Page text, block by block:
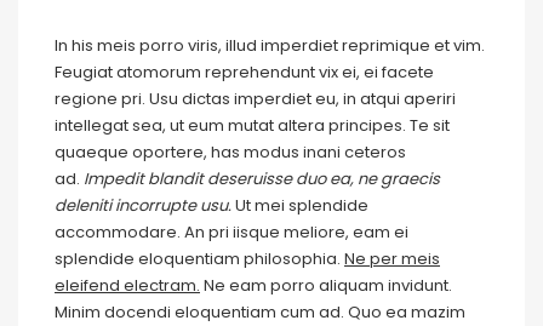
In his meis porro viris, illud imperdiet reprimique et vim.
Feugiat atomorum reprehendunt vix ei, ei facete
regione pri. Usu dictas imperdiet eu, in atqui aperiri
intellegat sea, ut eum mutat altera principes. Te sit
quaeque oportere, has modus inani ceteros
ad. Impedit blandit deseruisse duo ea, ne graecis
deleniti incorrupte usu.Ut mei splendide
accommodare. An pri iisque meliore, eam ei
splendide eloquentiam philosophia. Ne per meis
eleifend electram. Ne eam porro aliquam invidunt.
Minim docendi eloquentiam cum ad. Quo ea mazim